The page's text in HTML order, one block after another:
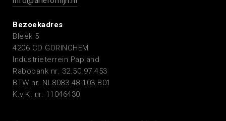
Bezoekadres
Bleek 5
4206 CD GORINCHEM
Industrieterrein Papland
Rabobank nr. 32.50.97.453
BTW nr. NL8083.48.103.B01
K.v.K. nr. 11046430